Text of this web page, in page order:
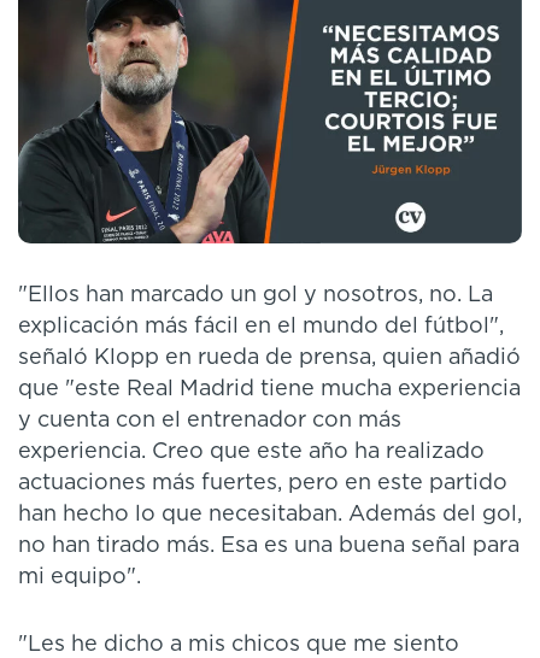
"Ellos han marcado un gol y nosotros, no. La
explicación más fácil en el mundo del fútbol",
señaló Klopp en rueda de prensa, quien añadió
que "este Real Madrid tiene mucha experiencia
y cuenta con el entrenador con más
experiencia. Creo que este año ha realizado
actuaciones más fuertes, pero en este partido
han hecho lo que necesitaban. Además del gol,
no han tirado más. Esa es una buena señal para
mi equipo".
"Les he dicho a mis chicos que me siento